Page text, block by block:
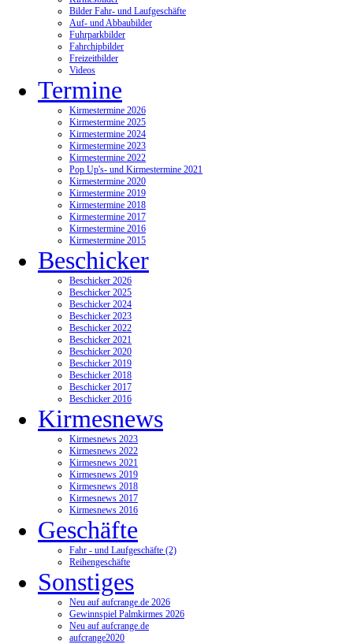
Bilder Fahr- und Laufgeschäfte
Auf- und Abbaubilder
Fuhrparkbilder
Fahrchipbilder
Freizeitbilder
Videos
Termine
Kirmestermine 2026
Kirmestermine 2025
Kirmestermine 2024
Kirmestermine 2023
Kirmestermine 2022
Pop Up's- und Kirmestermine 2021
Kirmestermine 2020
Kirmestermine 2019
Kirmestermine 2018
Kirmestermine 2017
Kirmestermine 2016
Kirmestermine 2015
Beschicker
Beschicker 2026
Beschicker 2025
Beschicker 2024
Beschicker 2023
Beschicker 2022
Beschicker 2021
Beschicker 2020
Beschicker 2019
Beschicker 2018
Beschicker 2017
Beschicker 2016
Kirmesnews
Kirmesnews 2023
Kirmesnews 2022
Kirmesnews 2021
Kirmesnews 2019
Kirmesnews 2018
Kirmesnews 2017
Kirmesnews 2016
Geschäfte
Fahr - und Laufgeschäfte (2)
Reihengeschäfte
Sonstiges
Neu auf aufcrange.de 2026
Gewinnspiel Palmkirmes 2026
Neu auf aufcrange.de
aufcrange2020